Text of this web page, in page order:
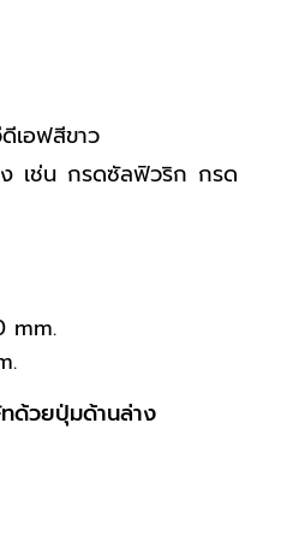
เอฟสีขาว
ง เช่น กรดซัลฟิวริก กรด
mm.
ด้วยปุ่มด้านล่าง